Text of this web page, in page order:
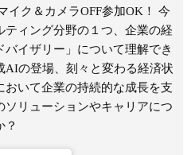
イク＆カメラOFF参加OK！ 今
ィング分野の１つ、企業の経
イザリー」について理解でき
AIの登場、刻々と変わる経済状
いて企業の持続的な成長を支
ソリューションやキャリアにつ
？